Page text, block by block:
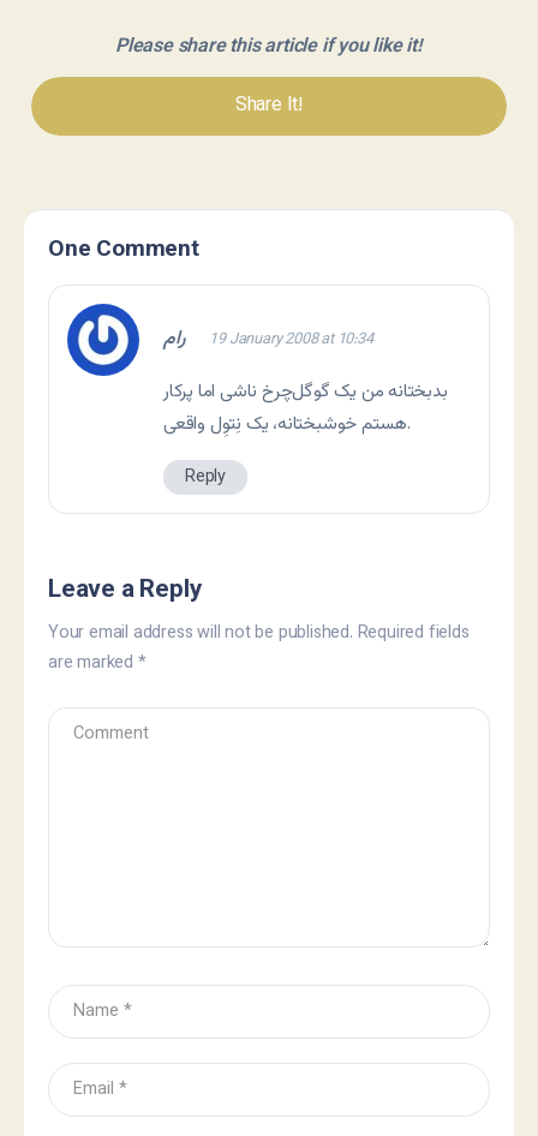
Please share this article if you like it!
Share It!
One Comment
رام 19 January 2008 at 10:34
بدبختانه من یک گوگل‌چرخ ناشی اما پرکار
هستم خوشبختانه، یک نِتوِل واقعی.
Reply
Leave a Reply
Your email address will not be published. Required fields
are marked *